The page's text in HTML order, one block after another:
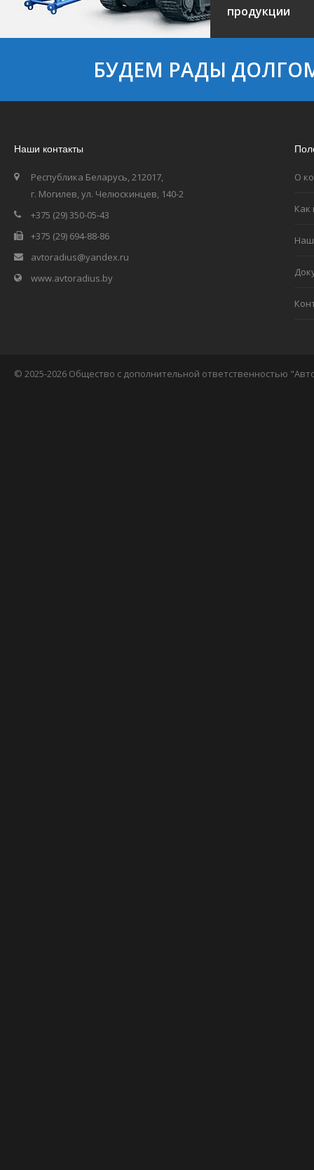
продукции
БУДЕМ РАДЫ
Наши контакты
Республика Беларусь, 212017,
г. Могилев, ул. Челюскинцев, 140-2
+375 (29) 350-05-43
+375 (29) 694-88-86
avtoradius@yandex.ru
www.avtoradius.by
О
Как
© 2025-2026 Общество с дополнительной ответственностью